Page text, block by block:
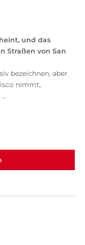
und das
Straßen von San
bezeichnen, aber
nimmt,